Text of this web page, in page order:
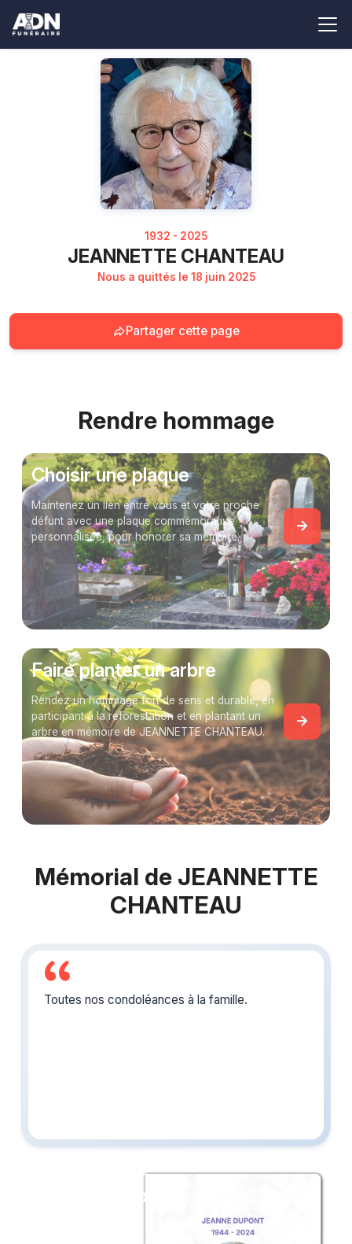
1932 - 2025
JEANNETTE CHANTEAU
Nous a quittés le 18 juin 2025
Partager cette page
Rendre hommage
Choisir une plaque
Maintenez un lien entre vous et votre proche
défunt avec une plaque commémorative
personnalisée, pour honorer sa mémoire.
Faire planter un arbre
Rendez un hommage fort de sens et durable, en
participant à la reforestation et en plantant un
arbre en mémoire de JEANNETTE CHANTEAU.
Mémorial de JEANNETTE
CHANTEAU
Toutes nos condoléances à la famille.
Créez un album